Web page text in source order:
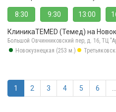
8:30 9:30 13:00
КлиникаTEMED (Темед) на
Большой Овчинниковский пер, д. 16, ТЦ
Новокузнецкая (253 м.)
1 2 3 4 5 6